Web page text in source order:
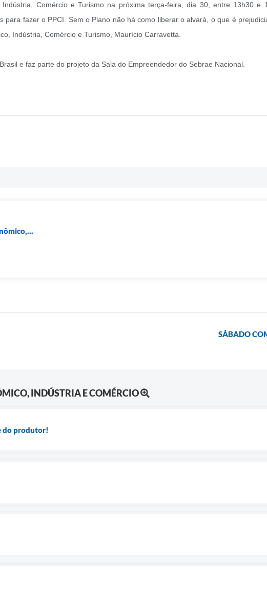
Comércio e Turismo na próxima terça-feira, dia 30, entre 13h30 e
fazer o PPCI. Sem o Plano não há como liberar o alvará, o que é
Indústria, Comércio e Turismo, Maurício Carravetta.
e faz parte do projeto da Sala do Empreendedor do Sebrae Nacional.
SÁBADO
INDÚSTRIA E COMÉRCIO
do produtor!